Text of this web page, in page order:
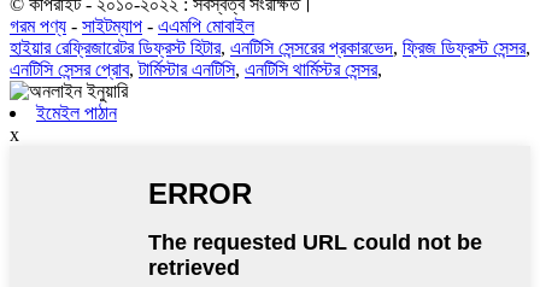
গরম পণ্য - সাইটম্যাপ - এএমপি মোবাইল
হাইয়ার রেফ্রিজারেটর ডিফ্রস্ট হিটার, এনটিসি সেন্সরের প্রকারভেদ, ফ্রিজ ডিফ্রস্ট সেন্সর,
এনটিসি সেন্সর প্রোব,টার্মিস্টার এনটিসি, এনটিসি থার্মিস্টর সেন্সর,
ইমেইল পাঠান
x